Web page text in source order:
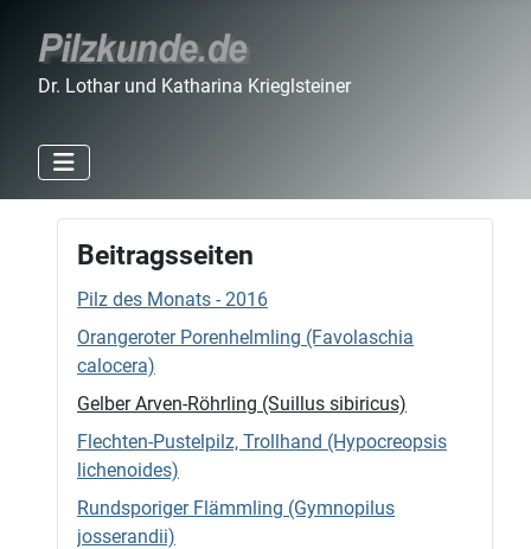
Dr. Lothar und Katharina Krieglsteiner
Beitragsseiten
Pilz des Monats - 2016
Orangeroter Porenhelmling (Favolaschia
calocera)
Gelber Arven-Röhrling (Suillus sibiricus)
Flechten-Pustelpilz, Trollhand (Hypocreopsis
lichenoides)
Rundsporiger Flämmling (Gymnopilus
josserandii)